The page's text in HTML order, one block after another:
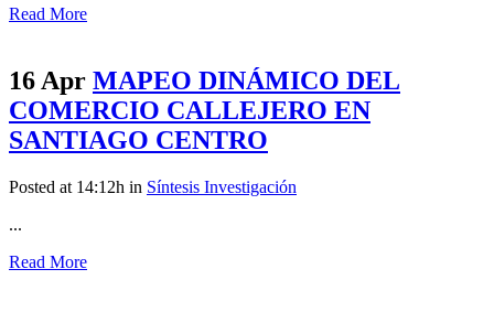
Read More
16 Apr MAPEO DINÁMICO DEL
COMERCIO CALLEJERO EN
SANTIAGO CENTRO
Posted at 14:12h in Síntesis Investigación
...
Read More